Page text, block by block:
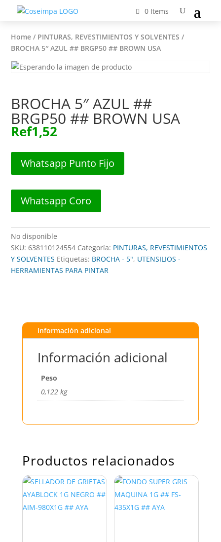
0 Items
Home / PINTURAS, REVESTIMIENTOS Y SOLVENTES /
BROCHA 5″ AZUL ## BRGP50 ## BROWN USA
BROCHA 5″ AZUL ##
BRGP50 ## BROWN USA
Ref1,52
Whatsapp Punto Fijo
Whatsapp Coro
No disponible
SKU:638110124554 Categoría: PINTURAS, REVESTIMIENTOS
Y SOLVENTES Etiquetas: BROCHA - 5", UTENSILIOS -
HERRAMIENTAS PARA PINTAR
Información adicional
Información adicional
Peso
0,122 kg
Productos relacionados